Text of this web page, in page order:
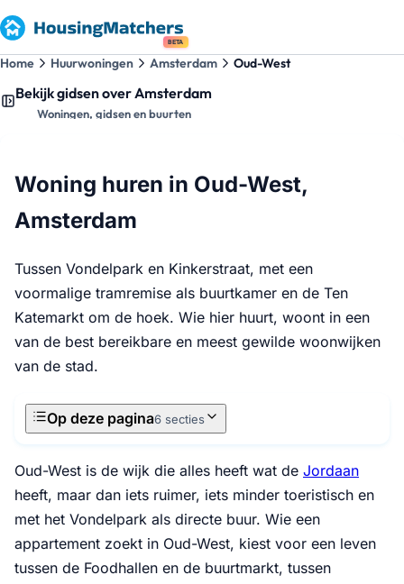
BETA
Home Huurwoningen Amsterdam Oud-West
Bekijk gidsen over Amsterdam
Woningen, gidsen en buurten
Woning huren in Oud-West,
Amsterdam
Tussen Vondelpark en Kinkerstraat, met een
voormalige tramremise als buurtkamer en de Ten
Katemarkt om de hoek. Wie hier huurt, woont in een
van de best bereikbare en meest gewilde woonwijken
van de stad.
Op deze pagina6 secties
Oud-West is de wijk die alles heeft wat de Jordaan
heeft, maar dan iets ruimer, iets minder toeristisch en
met het Vondelpark als directe buur. Wie een
appartement zoekt in Oud-West, kiest voor een leven
tussen de Foodhallen en de buurtmarkt, tussen